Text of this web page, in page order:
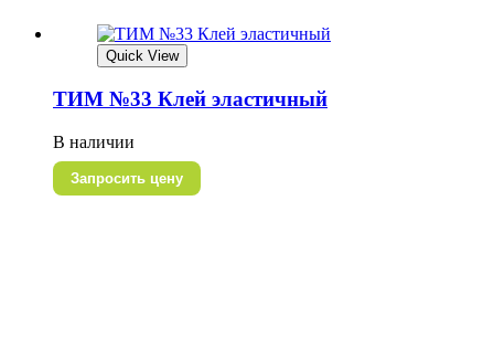
Quick View
ТИМ №33 Клей эластичный
В наличии
Запросить цену